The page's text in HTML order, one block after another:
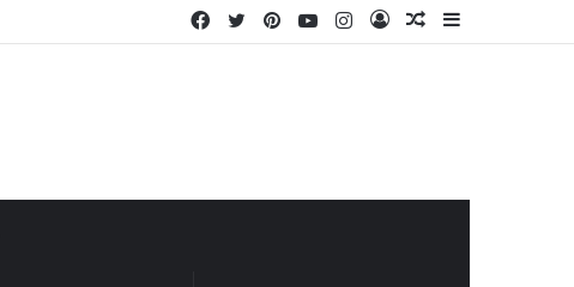
Barra
Artigo
Entrar
Instagram
YouTube
Pinterest
Twitter
Facebook